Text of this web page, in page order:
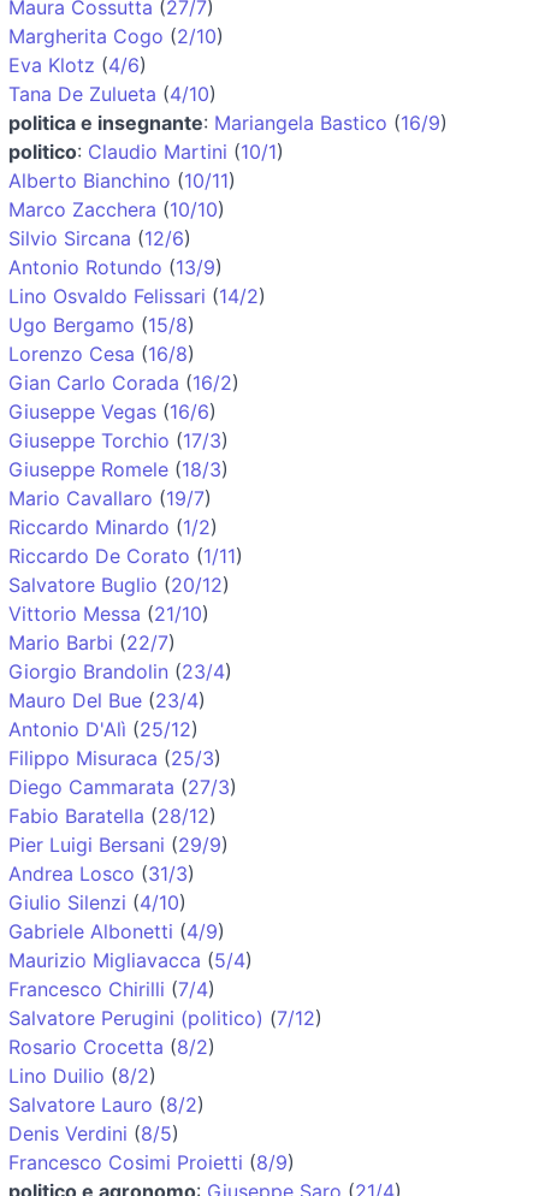
Maura Cossutta (27/7)
Margherita Cogo (2/10)
Eva Klotz (4/6)
Tana De Zulueta (4/10)
politica e insegnante: Mariangela Bastico (16/9)
politico: Claudio Martini (10/1)
Alberto Bianchino (10/11)
Marco Zacchera (10/10)
Silvio Sircana (12/6)
Antonio Rotundo (13/9)
Lino Osvaldo Felissari (14/2)
Ugo Bergamo (15/8)
Lorenzo Cesa (16/8)
Gian Carlo Corada (16/2)
Giuseppe Vegas (16/6)
Giuseppe Torchio (17/3)
Giuseppe Romele (18/3)
Mario Cavallaro (19/7)
Riccardo Minardo (1/2)
Riccardo De Corato (1/11)
Salvatore Buglio (20/12)
Vittorio Messa (21/10)
Mario Barbi (22/7)
Giorgio Brandolin (23/4)
Mauro Del Bue (23/4)
Antonio D'Alì (25/12)
Filippo Misuraca (25/3)
Diego Cammarata (27/3)
Fabio Baratella (28/12)
Pier Luigi Bersani (29/9)
Andrea Losco (31/3)
Giulio Silenzi (4/10)
Gabriele Albonetti (4/9)
Maurizio Migliavacca (5/4)
Francesco Chirilli (7/4)
Salvatore Perugini (politico) (7/12)
Rosario Crocetta (8/2)
Lino Duilio (8/2)
Salvatore Lauro (8/2)
Denis Verdini (8/5)
Francesco Cosimi Proietti (8/9)
politico e agronomo: Giuseppe Saro (21/4)